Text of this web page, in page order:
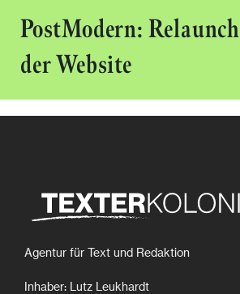
PostModern: Relaunch
der Website
Agentur für Text und Redaktion
Inhaber: Lutz Leukhardt